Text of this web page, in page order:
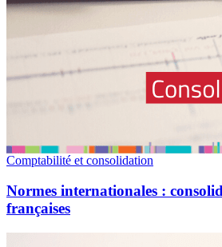
Comptabilité et consolidation
Normes internationales :
françaises